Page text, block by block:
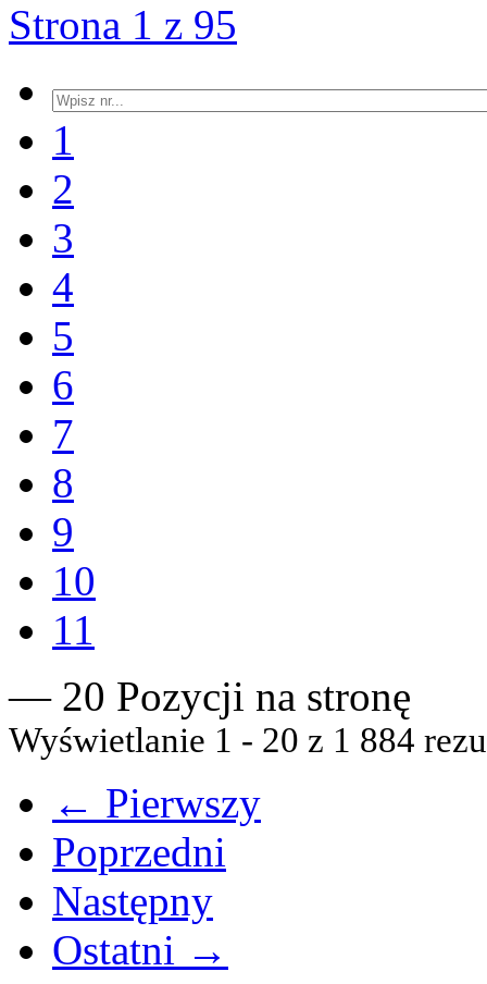
Strona 1 z 95
1
2
3
4
5
6
7
8
9
10
11
— 20 Pozycji na stronę
Wyświetlanie 1 - 20 z 1 884
← Pierwszy
Poprzedni
Następny
Ostatni →